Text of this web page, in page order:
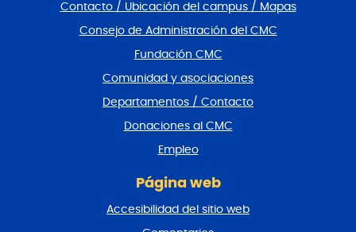
Contacto / Ubicación del campus / Mapas
Consejo de Administración del CMC
Fundación CMC
Comunidad y asociaciones
Departamentos / Contacto
Donaciones al CMC
Empleo
Página web
Accesibilidad del sitio web